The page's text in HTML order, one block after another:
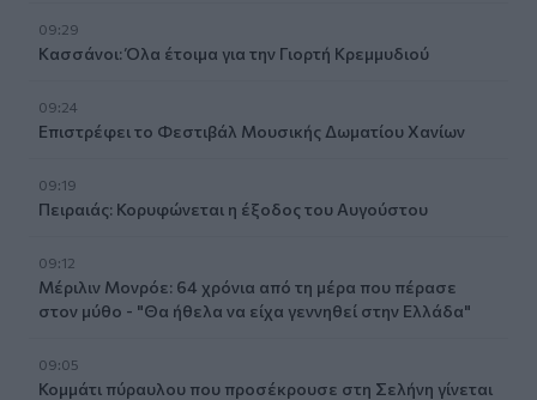
09:29
Κασσάνοι: Όλα έτοιμα για την Γιορτή Κρεμμυδιού
09:24
Επιστρέφει το Φεστιβάλ Μουσικής Δωματίου Χανίων
09:19
Πειραιάς: Κορυφώνεται η έξοδος του Αυγούστου
09:12
Μέριλιν Μονρόε: 64 χρόνια από τη μέρα που πέρασε
στον μύθο - "Θα ήθελα να είχα γεννηθεί στην Ελλάδα"
09:05
Κομμάτι πύραυλου που προσέκρουσε στη Σελήνη γίνεται